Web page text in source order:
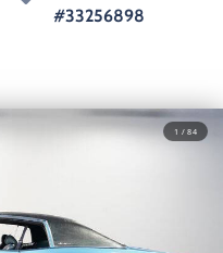
#33256898
1 / 84